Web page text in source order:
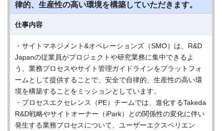
律的、生産性の高い環境を構築していただきます。
仕事内容
・サイトマネジメント&オペレーションズ（SMO）は、R&D
Japanの従業員がプロジェクトや研究業務に集中できるよ
う、業務プロセスやサイト管理ガイドラインをプラットフォ
ームとして提供することで、安全で自律的、生産性の高い環
境を構築することをミッションとしています。
・プロセスエクセレンス（PE）チームでは、進化するTakeda
R&D戦略やサイトオーナー（iPark）との関係性の変化に伴い
発生する業務プロセスについて、ユーザーエクスペリエン